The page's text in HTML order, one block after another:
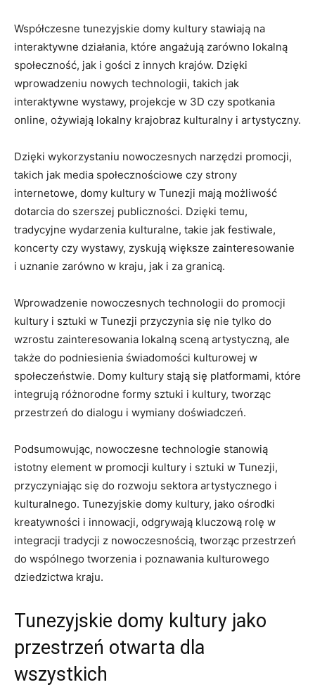
Współczesne tunezyjskie domy kultury‌ stawiają ‌na
interaktywne działania, które angażują zarówno lokalną‍
społeczność, jak i gości z innych ⁢krajów. Dzięki
wprowadzeniu nowych technologii, takich jak
interaktywne wystawy, projekcje w 3D czy spotkania‍
online, ożywiają lokalny⁢ krajobraz kulturalny i artystyczny.
Dzięki‌ wykorzystaniu⁢ nowoczesnych narzędzi promocji,
takich jak media‌ społecznościowe czy strony
internetowe, ​domy kultury w Tunezji mają możliwość
⁤dotarcia do szerszej publiczności. Dzięki temu,
tradycyjne wydarzenia kulturalne, takie jak festiwale,
‍koncerty‌ czy wystawy, zyskują większe zainteresowanie
i uznanie zarówno w kraju, ⁤jak i za granicą.
Wprowadzenie ⁣nowoczesnych technologii ⁤do promocji
kultury ⁢i sztuki w Tunezji ‌przyczynia się nie tylko do
wzrostu zainteresowania lokalną sceną artystyczną, ale
także⁤ do podniesienia świadomości‌ kulturowej w
społeczeństwie. Domy kultury stają się platformami, które
integrują różnorodne formy sztuki i kultury, tworząc
przestrzeń ⁤do‌ dialogu i‌ wymiany doświadczeń.
Podsumowując, ⁤nowoczesne technologie stanowią
istotny element w promocji kultury i ⁤sztuki w‌ Tunezji,
przyczyniając się do rozwoju sektora artystycznego i
‍kulturalnego. Tunezyjskie domy kultury, jako ośrodki
kreatywności i ⁣innowacji, odgrywają kluczową rolę ‍w
integracji tradycji z nowoczesnością, tworząc przestrzeń
do⁣ wspólnego tworzenia i poznawania kulturowego⁤
dziedzictwa kraju.
Tunezyjskie domy kultury jako
przestrzeń otwarta dla
wszystkich